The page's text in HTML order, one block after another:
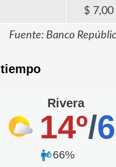
7,00
Fuente: Banco
Rivera
14º/
66%